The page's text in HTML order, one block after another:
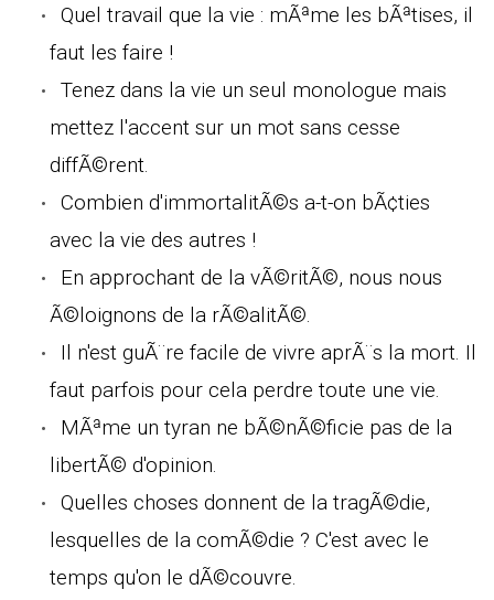
Quel travail que la vie : mÃªme les bÃªtises, il
faut les faire !
Tenez dans la vie un seul monologue mais
mettez l'accent sur un mot sans cesse
diffÃ©rent.
Combien d'immortalitÃ©s a-t-on bÃ¢ties
avec la vie des autres !
En approchant de la vÃ©ritÃ©, nous nous
Ã©loignons de la rÃ©alitÃ©.
Il n'est guÃ¨re facile de vivre aprÃ¨s la mort. Il
faut parfois pour cela perdre toute une vie.
MÃªme un tyran ne bÃ©nÃ©ficie pas de la
libertÃ© d'opinion.
Quelles choses donnent de la tragÃ©die,
lesquelles de la comÃ©die ? C'est avec le
temps qu'on le dÃ©couvre.